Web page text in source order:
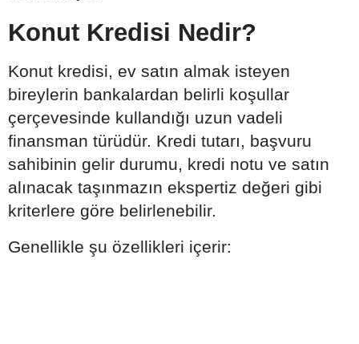
Konut Kredisi Nedir?
Konut kredisi, ev satın almak isteyen
bireylerin bankalardan belirli koşullar
çerçevesinde kullandığı uzun vadeli
finansman türüdür. Kredi tutarı, başvuru
sahibinin gelir durumu, kredi notu ve satın
alınacak taşınmazın ekspertiz değeri gibi
kriterlere göre belirlenebilir.
Genellikle şu özellikleri içerir: